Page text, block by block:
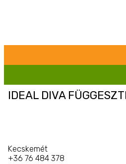
IDEAL DIVA
Kecskemét
+36 76 484 378